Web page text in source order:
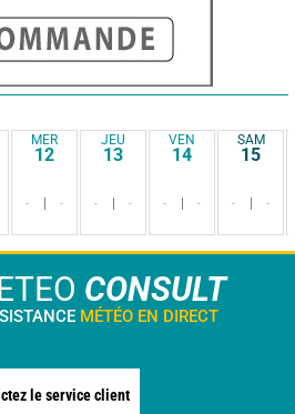
MER
12
- -
JEU
13
- -
VEN
14
- -
SAM
15
- -
CONSULT
MÉTÉO EN DIRECT
le service client